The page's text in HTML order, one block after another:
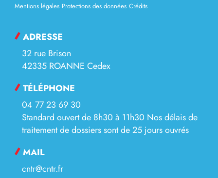
Mentions légales Protections des données Crédits
ADRESSE
32 rue Brison
42335 ROANNE Cedex
TÉLÉPHONE
04 77 23 69 30
Standard ouvert de 8h30 à 11h30 Nos délais de
traitement de dossiers sont de 25 jours ouvrés
MAIL
cntr@cntr.fr